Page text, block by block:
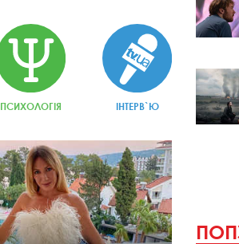
ПСИХОЛОГІЯ ІНТЕРВ`Ю